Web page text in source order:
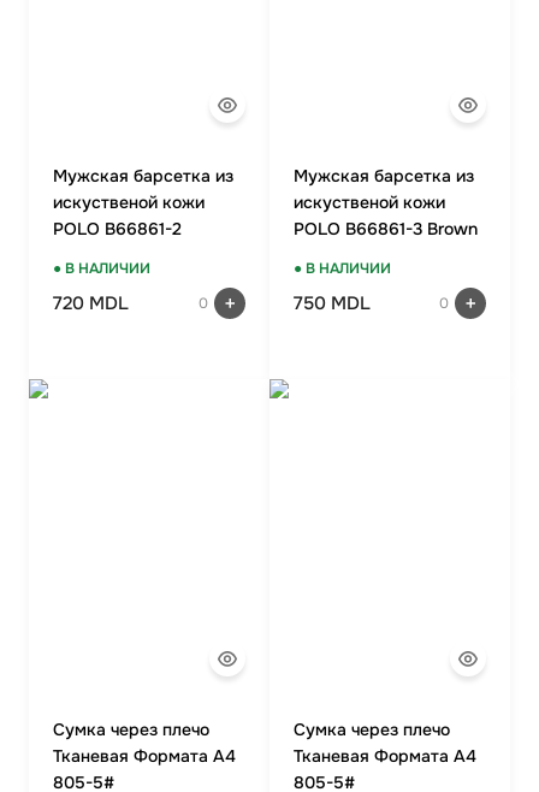
Мужская барсетка из
искуственой кожи
POLO B66861-2
● В НАЛИЧИИ
720 MDL 0
Мужская барсетка из
искуственой кожи
POLO B66861-3 Brown
● В НАЛИЧИИ
750 MDL 0
Сумка через плечо
Тканевая Формата А4
805-5#
Сумка через плечо
Тканевая Формата А4
805-5#